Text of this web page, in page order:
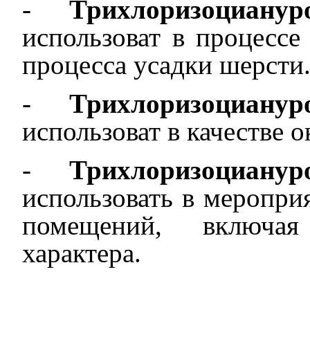
-
использоват в
процесса усадки шерсти.
-
использоват в качестве
-
использовать в
помещений,
характера.